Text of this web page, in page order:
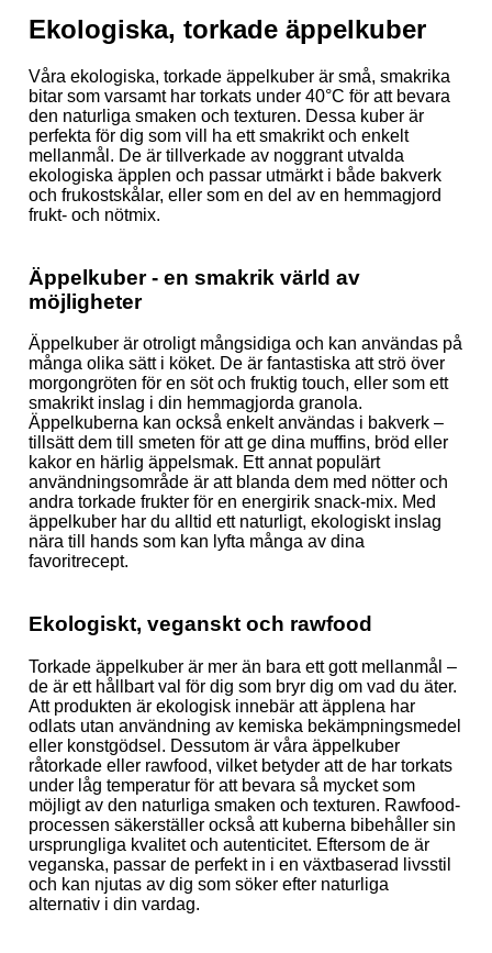
Ekologiska, torkade äppelkuber
Våra ekologiska, torkade äppelkuber är små, smakrika
bitar som varsamt har torkats under 40°C för att bevara
den naturliga smaken och texturen. Dessa kuber är
perfekta för dig som vill ha ett smakrikt och enkelt
mellanmål. De är tillverkade av noggrant utvalda
ekologiska äpplen och passar utmärkt i både bakverk
och frukostskålar, eller som en del av en hemmagjord
frukt- och nötmix.
Äppelkuber - en smakrik värld av
möjligheter
Äppelkuber är otroligt mångsidiga och kan användas på
många olika sätt i köket. De är fantastiska att strö över
morgongröten för en söt och fruktig touch, eller som ett
smakrikt inslag i din hemmagjorda granola.
Äppelkuberna kan också enkelt användas i bakverk –
tillsätt dem till smeten för att ge dina muffins, bröd eller
kakor en härlig äppelsmak. Ett annat populärt
användningsområde är att blanda dem med nötter och
andra torkade frukter för en energirik snack-mix. Med
äppelkuber har du alltid ett naturligt, ekologiskt inslag
nära till hands som kan lyfta många av dina
favoritrecept.
Ekologiskt, veganskt och rawfood
Torkade äppelkuber är mer än bara ett gott mellanmål –
de är ett hållbart val för dig som bryr dig om vad du äter.
Att produkten är ekologisk innebär att äpplena har
odlats utan användning av kemiska bekämpningsmedel
eller konstgödsel. Dessutom är våra äppelkuber
råtorkade eller rawfood, vilket betyder att de har torkats
under låg temperatur för att bevara så mycket som
möjligt av den naturliga smaken och texturen. Rawfood-
processen säkerställer också att kuberna bibehåller sin
ursprungliga kvalitet och autenticitet. Eftersom de är
veganska, passar de perfekt in i en växtbaserad livsstil
och kan njutas av dig som söker efter naturliga
alternativ i din vardag.